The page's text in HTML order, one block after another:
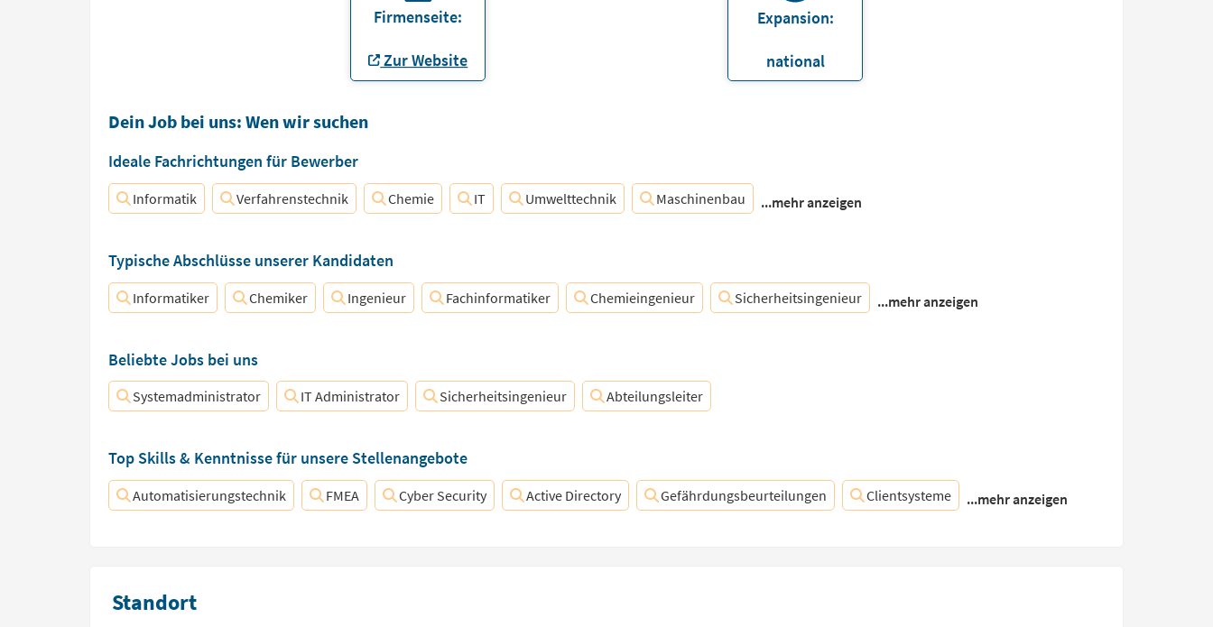
Firmenseite:
Zur Website
Expansion:
national
Dein Job bei uns: Wen wir suchen
Ideale Fachrichtungen für Bewerber
Informatik Verfahrenstechnik Chemie IT Umwelttechnik Maschinenbau ...mehr anzeigen
Typische Abschlüsse unserer Kandidaten
Informatiker Chemiker Ingenieur Fachinformatiker Chemieingenieur Sicherheitsingenieur ...mehr anzeigen
Beliebte Jobs bei uns
Systemadministrator IT Administrator Sicherheitsingenieur Abteilungsleiter
Top Skills & Kenntnisse für unsere Stellenangebote
Automatisierungstechnik FMEA Cyber Security Active Directory Gefährdungsbeurteilungen Clientsysteme ...mehr anzeigen
Standort